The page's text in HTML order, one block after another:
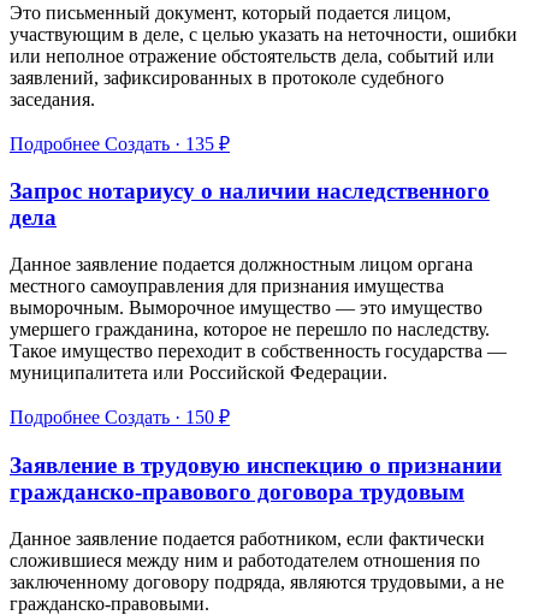
Это письменный документ, который подается лицом,
участвующим в деле, с целью указать на неточности, ошибки
или неполное отражение обстоятельств дела, событий или
заявлений, зафиксированных в протоколе судебного
заседания.
Подробнее Создать · 135 ₽
Запрос нотариусу о наличии наследственного
дела
Данное заявление подается должностным лицом органа
местного самоуправления для признания имущества
выморочным. Выморочное имущество — это имущество
умершего гражданина, которое не перешло по наследству.
Такое имущество переходит в собственность государства —
муниципалитета или Российской Федерации.
Подробнее Создать · 150 ₽
Заявление в трудовую инспекцию о признании
гражданско-правового договора трудовым
Данное заявление подается работником, если фактически
сложившиеся между ним и работодателем отношения по
заключенному договору подряда, являются трудовыми, а не
гражданско-правовыми.